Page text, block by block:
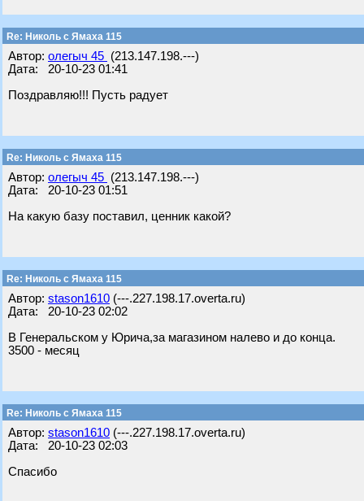
Re: Николь с Ямаха 115
Автор: олегыч 45 (213.147.198.---)
Дата: 20-10-23 01:41
Поздравляю!!! Пусть радует
Re: Николь с Ямаха 115
Автор: олегыч 45 (213.147.198.---)
Дата: 20-10-23 01:51
На какую базу поставил, ценник какой?
Re: Николь с Ямаха 115
Автор: stason1610 (---.227.198.17.overta.ru)
Дата: 20-10-23 02:02
В Генеральском у Юрича,за магазином налево и до конца.
3500 - месяц
Re: Николь с Ямаха 115
Автор: stason1610 (---.227.198.17.overta.ru)
Дата: 20-10-23 02:03
Спасибо